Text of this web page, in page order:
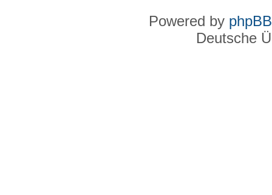
Powered by phpBB
Deutsche